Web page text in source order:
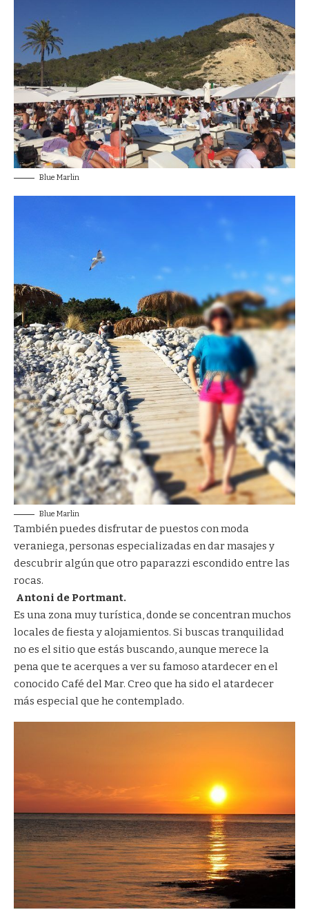
Blue Marlin
Blue Marlin
También puedes disfrutar de puestos con moda
veraniega, personas especializadas en dar masajes y
descubrir algún que otro paparazzi escondido entre las
rocas.
Antoni de Portmant.
Es una zona muy turística, donde se concentran muchos
locales de fiesta y alojamientos. Si buscas tranquilidad
no es el sitio que estás buscando, aunque merece la
pena que te acerques a ver su famoso atardecer en el
conocido Café del Mar. Creo que ha sido el atardecer
más especial que he contemplado.